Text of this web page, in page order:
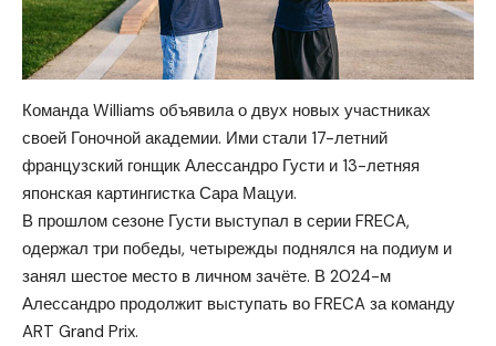
Команда Williams объявила о двух новых участниках
своей Гоночной академии. Ими стали 17-летний
французский гонщик Алессандро Густи и 13-летняя
японская картингистка Сара Мацуи.
В прошлом сезоне Густи выступал в серии FRECA,
одержал три победы, четырежды поднялся на подиум и
занял шестое место в личном зачёте. В 2024-м
Алессандро продолжит выступать во FRECA за команду
ART Grand Prix.